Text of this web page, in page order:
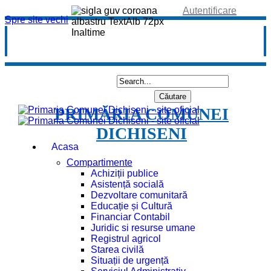
Spre site vechi
Autentificare
PRIMĂRIA COMUNEI
DICHISENI
Acasa
Compartimente
Achiziții publice
Asistență socială
Dezvoltare comunitară
Educație și Cultură
Financiar Contabil
Juridic si resurse umane
Registrul agricol
Starea civilă
Situații de urgență